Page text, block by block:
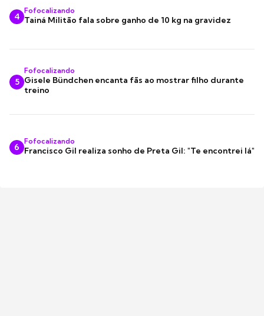
4
Fofocalizando
Tainá Militão fala sobre ganho de 10 kg na gravidez
5
Fofocalizando
Gisele Bündchen encanta fãs ao mostrar filho durante
treino
6
Fofocalizando
Francisco Gil realiza sonho de Preta Gil: "Te encontrei lá"